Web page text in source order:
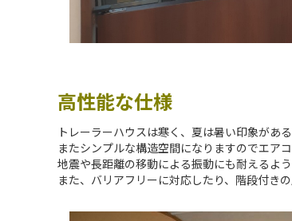
高性能な仕様
トレーラーハウスは寒く、夏は暑い印象があ
またシンプルな構造空間になりますのでエア
地震や長距離の移動による振動にも耐えるよ
また、バリアフリーに対応したり、階段付き